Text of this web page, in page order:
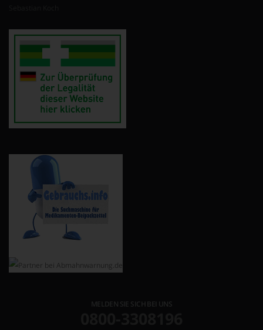
MELDEN SIE SICH BEI UNS